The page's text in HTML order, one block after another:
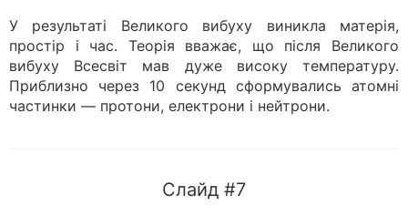
У результаті Великого вибуху виникла матерія,
простір і час. Теорія вважає, що після Великого
вибуху Всесвіт мав дуже високу температуру.
Приблизно через 10 секунд сформувались атомні
частинки — протони, електрони і нейтрони.
Слайд #7